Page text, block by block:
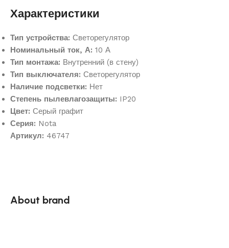
Характеристики
Тип устройства: Светорегулятор
Номинальный ток, А: 10 А
Тип монтажа: Внутренний (в стену)
Тип выключателя: Светорегулятор
Наличие подсветки: Нет
Степень пылевлагозащиты: IP20
Цвет: Серый графит
Серия: Nota
Артикул: 46747
About brand